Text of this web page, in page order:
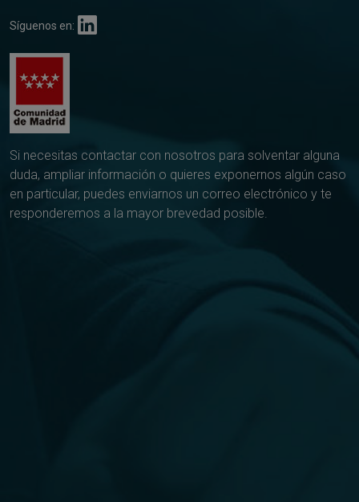
Síguenos en:
Si necesitas contactar con nosotros para solventar alguna
duda, ampliar información o quieres exponernos algún caso
en particular, puedes enviarnos un correo electrónico y te
responderemos a la mayor brevedad posible.